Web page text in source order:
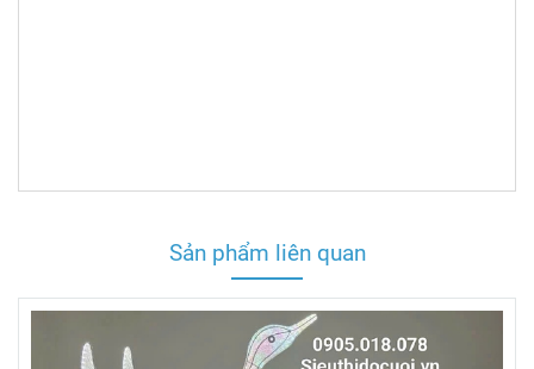
Sản phẩm liên quan